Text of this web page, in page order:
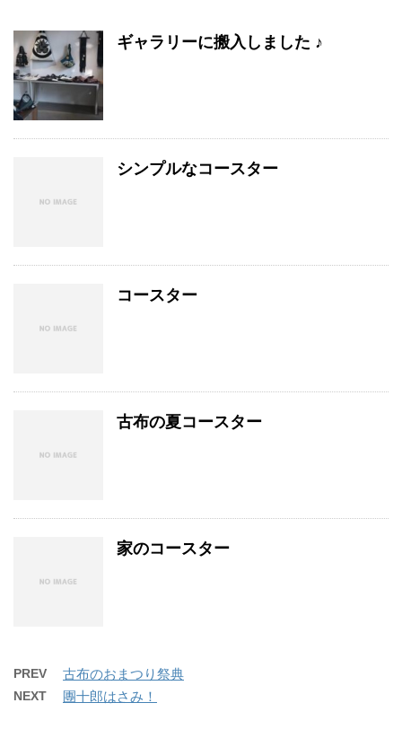
ギャラリーに搬入しました ♪
シンプルなコースター
コースター
古布の夏コースター
家のコースター
PREV 古布のおまつり祭典
NEXT 團十郎はさみ！